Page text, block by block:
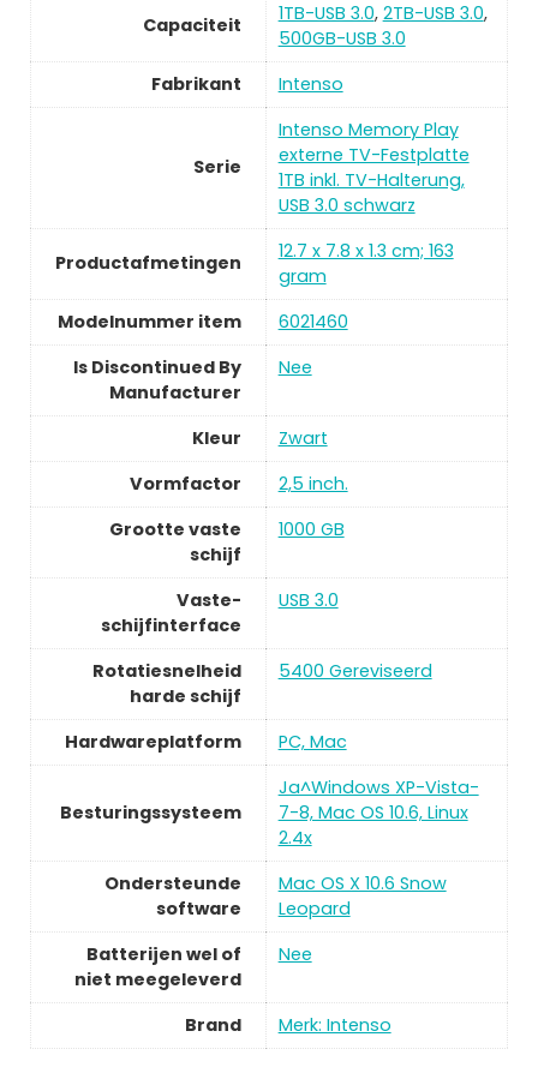
Capaciteit 1TB-USB 3.0, 2TB-USB 3.0,
500GB-USB 3.0
Fabrikant
Intenso
Serie
Intenso Memory Play
externe TV-Festplatte
1TB inkl. TV-Halterung,
USB 3.0 schwarz
Productafmetingen
12.7 x 7.8 x 1.3 cm; 163
gram
Modelnummer item
6021460
Is Discontinued By
Manufacturer
Nee
Kleur
Zwart
Vormfactor
2,5 inch.
Grootte vaste
schijf
1000 GB
Vaste-
schijfinterface
USB 3.0
Rotatiesnelheid
harde schijf
5400 Gereviseerd
Hardwareplatform PC, Mac
Besturingssysteem
Ja^Windows XP-Vista-
7-8, Mac OS 10.6, Linux
2.4x
Ondersteunde
software
Mac OS X 10.6 Snow
Leopard
Batterijen wel of
niet meegeleverd
Nee
Brand Merk: Intenso